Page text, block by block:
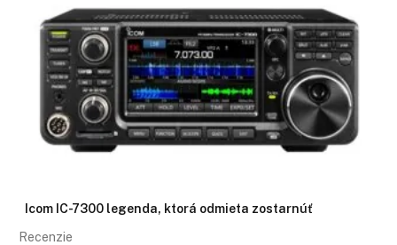
Icom IC-7300 legenda, ktorá odmieta zostarnúť
Recenzie